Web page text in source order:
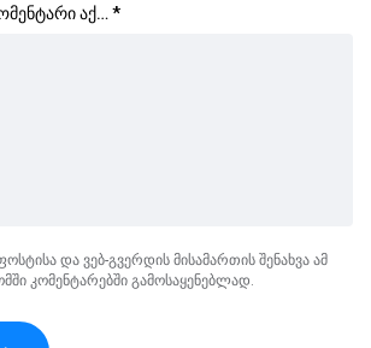
აქ… *
და ვებ-გვერდის მისამართის შენახვა ამ
კომენტარებში გამოსაყენებლად.